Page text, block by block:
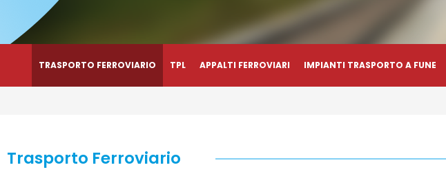
TRASPORTO FERROVIARIO TPL APPALTI FERROVIARI IMPIANTI TRASPORTO A FUNE
Trasporto Ferroviario